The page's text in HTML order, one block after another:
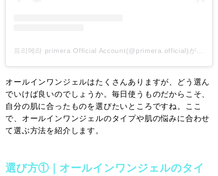
オールインワンジェルはたくさんありますが、どう選ん
でいけば良いのでしょうか。毎日使うものだからこそ、
自分の肌に合ったものを選びたいところですね。ここ
で、オールインワンジェルのタイプや肌の悩みに合わせ
て選ぶ方法を紹介します。
選び方①｜オールインワンジェルのタイ